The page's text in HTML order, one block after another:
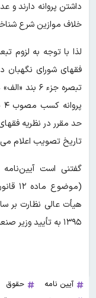
داشتن پروانه دارند و
خلاف موازین شرع
لذا با توجه به لزوم
فقهای شورای نگهبان
حد مقرر در نظریه
تاریخ تصویب اعلام
گفتنی است
۱۳۹۵ به تأیید وزیر صنعت، معدن و تجارت رسید و ابلاغ شد.
آیین نامه حقوق